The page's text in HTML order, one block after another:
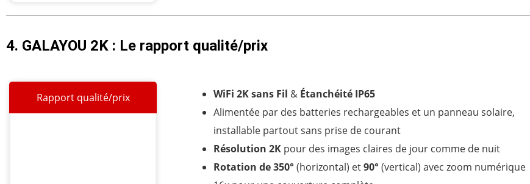
s
4. GALAYOU 2K : Le rapport qualité/prix
Rapport qualité/prix WiFi 2Ksans Fil & Étanchéité IP65
Alimentée par des batteries rechargeables et un panneau solaire,
installable partout sans prise de courant
Résolution 2K pour des images claires de jour comme de nuit
Rotation de 350° (horizontal) et90° (vertical) avec zoom numérique